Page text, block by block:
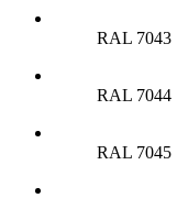
RAL 7043
RAL 7044
RAL 7045